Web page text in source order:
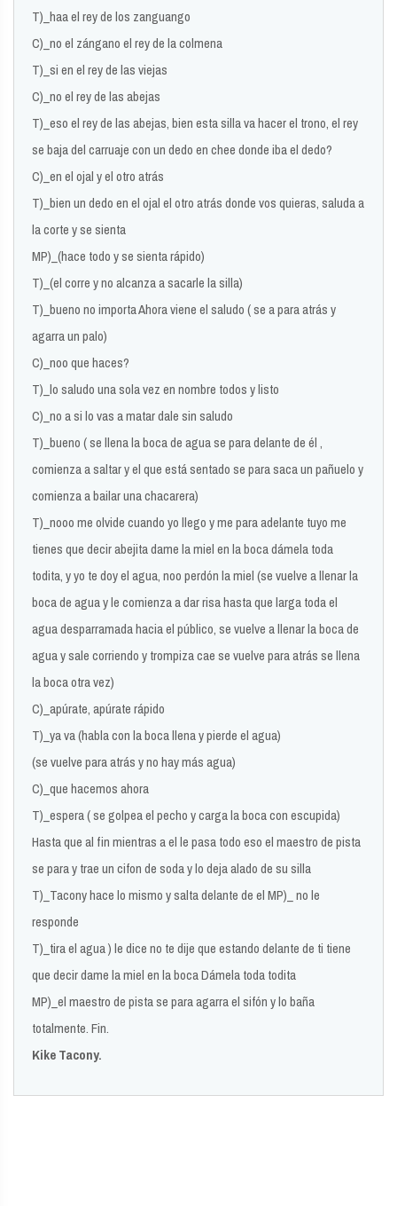
T)_haa el rey de los zanguango
C)_no el zángano el rey de la colmena
T)_si en el rey de las viejas
C)_no el rey de las abejas
T)_eso el rey de las abejas, bien esta silla va hacer el trono, el rey
se baja del carruaje con un dedo en chee donde iba el dedo?
C)_en el ojal y el otro atrás
T)_bien un dedo en el ojal el otro atrás donde vos quieras, saluda a
la corte y se sienta
MP)_(hace todo y se sienta rápido)
T)_(el corre y no alcanza a sacarle la silla)
T)_bueno no importa Ahora viene el saludo ( se a para atrás y
agarra un palo)
C)_noo que haces?
T)_lo saludo una sola vez en nombre todos y listo
C)_no a si lo vas a matar dale sin saludo
T)_bueno ( se llena la boca de agua se para delante de él ,
comienza a saltar y el que está sentado se para saca un pañuelo y
comienza a bailar una chacarera)
T)_nooo me olvide cuando yo llego y me para adelante tuyo me
tienes que decir abejita dame la miel en la boca dámela toda
todita, y yo te doy el agua, noo perdón la miel (se vuelve a llenar la
boca de agua y le comienza a dar risa hasta que larga toda el
agua desparramada hacia el público, se vuelve a llenar la boca de
agua y sale corriendo y trompiza cae se vuelve para atrás se llena
la boca otra vez)
C)_apúrate, apúrate rápido
T)_ya va (habla con la boca llena y pierde el agua)
(se vuelve para atrás y no hay más agua)
C)_que hacemos ahora
T)_espera ( se golpea el pecho y carga la boca con escupida)
Hasta que al fin mientras a el le pasa todo eso el maestro de pista
se para y trae un cifon de soda y lo deja alado de su silla
T)_Tacony hace lo mismo y salta delante de el MP)_ no le
responde
T)_tira el agua ) le dice no te dije que estando delante de ti tiene
que decir dame la miel en la boca Dámela toda todita
MP)_el maestro de pista se para agarra el sifón y lo baña
totalmente. Fin.
Kike Tacony.